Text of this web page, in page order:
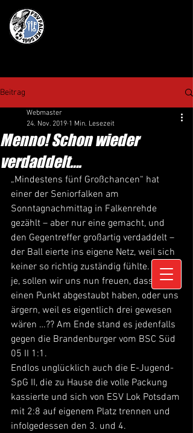
Beitrag
Menno! Schon wieder
verdaddelt….
Webmaster
24. Nov. 2019 1 Min. Lesezeit
„Mindestens fünf Großchancen“ hat
einer der Seniorfalken am
Sonntagnachmittag in Falkenrehde
gezählt – aber nur eine gemacht, und
den Gegentreffer großartig verdaddelt –
der Ball eierte ins eigene Netz, weil sich
keiner so richtig zuständig fühlte.  Ach
je, sollen wir uns nun freuen, dass wir
einen Punkt abgestaubt haben, oder uns
ärgern, weil es eigentlich drei gewesen
wären …?? Am Ende stand es jedenfalls
gegen die Brandenburger vom BSC Süd
05 II 1:1.
Endlos unglücklich auch die E-Jugend-
SpG II, die zu Hause die volle Packung
kassierte und sich von ESV Lok Potsdam
mit 2:8 auf eigenem Platz trennen und
infolgedessen den 3. und 4.